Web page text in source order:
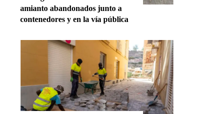
amianto abandonados junto a
contenedores y en la vía pública